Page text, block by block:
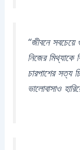
“জীবনে
নিজের
চারপাশের সত্য
ভালোবাসাও